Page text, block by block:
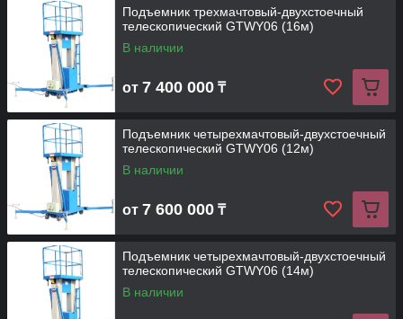
Подъемник трехмачтовый-двухстоечный
телескопический GTWY06 (16м)
В наличии
от 7 400 000 ₸
Подъемник четырехмачтовый-двухстоечный
телескопический GTWY06 (12м)
В наличии
от 7 600 000 ₸
Подъемник четырехмачтовый-двухстоечный
телескопический GTWY06 (14м)
В наличии